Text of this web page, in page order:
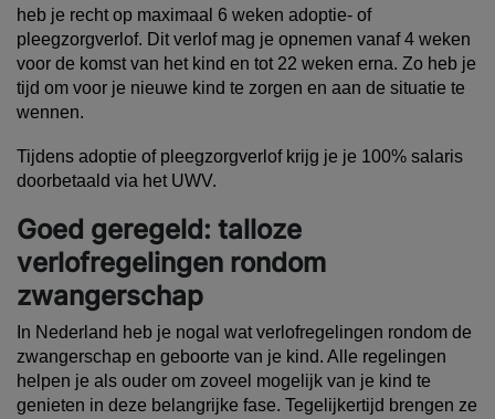
heb je recht op maximaal 6 weken adoptie- of
pleegzorgverlof. Dit verlof mag je opnemen vanaf 4 weken
voor de komst van het kind en tot 22 weken erna. Zo heb je
tijd om voor je nieuwe kind te zorgen en aan de situatie te
wennen.
Tijdens adoptie of pleegzorgverlof krijg je je 100% salaris
doorbetaald via het UWV.
Goed geregeld: talloze
verlofregelingen rondom
zwangerschap
In Nederland heb je nogal wat verlofregelingen rondom de
zwangerschap en geboorte van je kind. Alle regelingen
helpen je als ouder om zoveel mogelijk van je kind te
genieten in deze belangrijke fase. Tegelijkertijd brengen ze